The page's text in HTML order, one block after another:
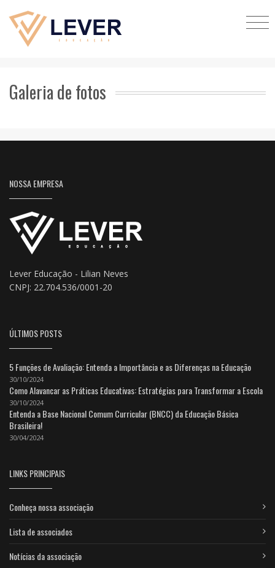
Galeria de fotos
NOSSA EMPRESA
Lever Educação - Lilian Neves
CNPJ: 22.704.536/0001-20
ÚLTIMOS POSTS
5 Funções de Avaliação: Entenda a Importância e as Diferenças na Educação
30/10/2024
Como Alavancar as Práticas Educativas: Estratégias para Transformar a Escola
30/10/2024
Entenda a Base Nacional Comum Curricular (BNCC) da Educação Básica
Brasileira!
30/04/2024
LINKS PRINCIPAIS
Conheça nossa associação
Lista de associados
Notícias da associação